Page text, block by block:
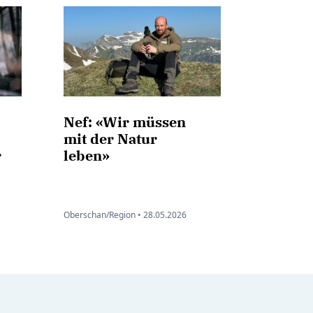
Nef: «Wir müssen
mit der Natur
leben»
Oberschan/Region • 28.05.2026